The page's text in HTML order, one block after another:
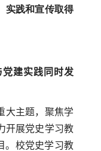
实践和宣传取得
建实践同时发
大主题，聚焦学
开展党史学习教
。校党史学习教